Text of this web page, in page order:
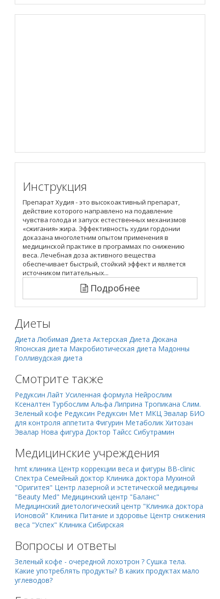
Инструкция
Препарат Худия - это высокоактивный препарат,
действие которого направлено на подавление
чувства голода и запуск естественных механизмов
«сжигания» жира. Эффективность худии гордонии
доказана многолетним опытом применения в
медицинской практике в программах по снижению
веса. Лечебная доза активного вещества
обеспечивает быстрый, стойкий эффект и является
источником питательных...
Подробнее
Диеты
Диета Любимая Диета Актерская Диета Дюкана
Японская диета Макробиотическая диета Мадонны
Голливудская диета
Смотрите также
Редуксин Лайт Усиленная формула Нейрослим
Ксеналтен Турбослим Альфа Липрина Тропикана Слим.
Зеленый кофе Редуксин Редуксин Мет МКЦ Эвалар БИО
для контроля аппетита Фигурин Метаболик Хитозан
Эвалар Нова фигура Доктор Тайсс Сибутрамин
Медицинские учреждения
hmt клиника Центр коррекции веса и фигуры BB-clinic
Спектра Семейный доктор Клиника доктора Мухиной
"Оригитея" Центр лазерной и эстетической медицины
"Beauty Med" Медицинский центр "Баланс"
Медицинский диетологический центр "Клиника доктора
Ионовой" Клиника Питание и здоровье Центр снижения
веса "Успех" Клиника Сибирская
Вопросы и ответы
Зеленый кофе - очередной лохотрон ? Сушка тела.
Какие употреблять продукты? В каких продуктах мало
углеводов?